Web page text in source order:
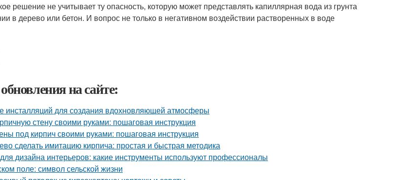
решение не учитывает ту опасность, которую может представлять капиллярная вода из грунта
в дерево или бетон. И вопрос не только в негативном воздействии растворенных в воде
на сайте:
инсталляций для создания вдохновляющей атмосферы
стену своими руками: пошаговая инструкция
под кирпич своими руками: пошаговая инструкция
сделать имитацию кирпича: простая и быстрая методика
дизайна интерьеров: какие инструменты используют профессионалы
поле: символ сельской жизни